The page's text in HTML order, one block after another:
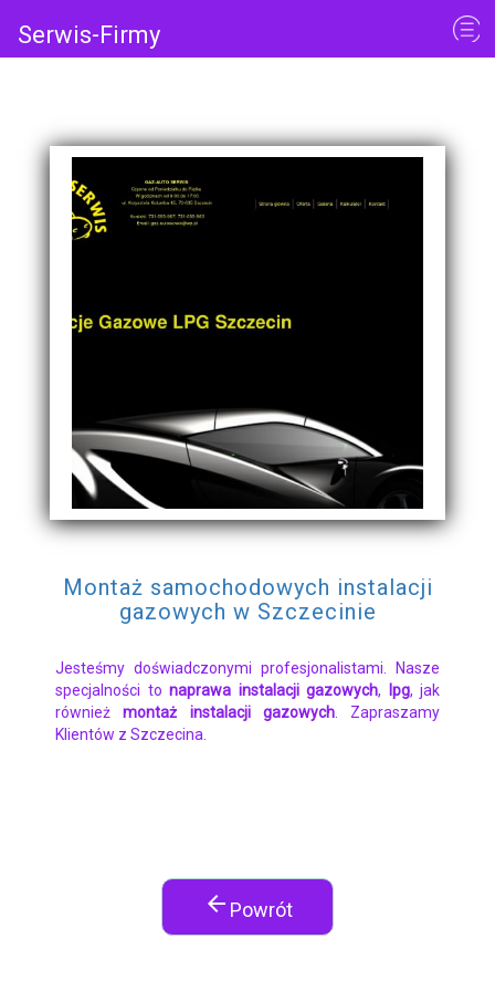
Serwis-Firmy
Montaż samochodowych instalacji
gazowych w Szczecinie
Jesteśmy doświadczonymi profesjonalistami. Nasze
specjalności to naprawa instalacji gazowych, lpg, jak
równieżmontaż instalacji gazowych. Zapraszamy
Klientów z Szczecina.
arrow_back Powrót